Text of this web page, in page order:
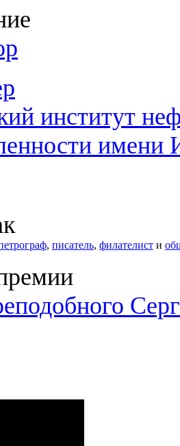
институт
имени
, писатель, филателист и